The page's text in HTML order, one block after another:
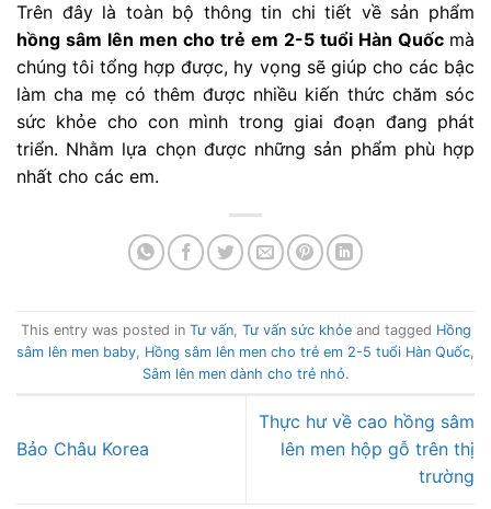
Trên đây là toàn bộ thông tin chi tiết về sản phẩm
hồng sâm lên men cho trẻ em 2-5 tuổi Hàn Quốc mà
chúng tôi tổng hợp được, hy vọng sẽ giúp cho các bậc
làm cha mẹ có thêm được nhiều kiến thức chăm sóc
sức khỏe cho con mình trong giai đoạn đang phát
triển. Nhằm lựa chọn được những sản phẩm phù hợp
nhất cho các em.
This entry was posted in Tư vấn, Tư vấn sức khỏeand tagged Hồng
sâm lên men baby Hồng sâm lên men cho trẻ em 2-5 tuổi Hàn Quốc
Sâm lên men dành cho trẻ nhỏ.
Bảo Châu Korea
Thực hư về cao hồng sâm
lên men hộp gỗ trên thị
trường